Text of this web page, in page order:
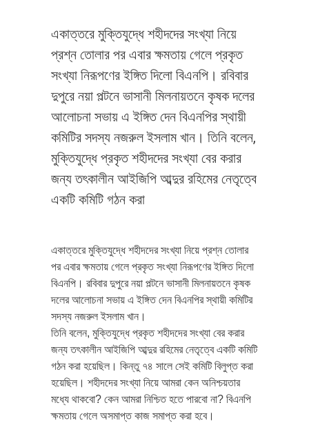
একাত্তরে মুক্তিযুদ্ধে শহীদদের সংখ্যা নিয়ে
প্রশ্ন তোলার পর এবার ক্ষমতায় গেলে প্রকৃত
সংখ্যা নিরূপণের ইঙ্গিত দিলো বিএনপি। রবিবার
দুপুরে নয়া পল্টনে ভাসানী মিলনায়তনে কৃষক দলের
আলোচনা সভায় এ ইঙ্গিত দেন বিএনপির স্থায়ী
কমিটির সদস্য নজরুল ইসলাম খান। তিনি বলেন,
মুক্তিযুদ্ধে প্রকৃত শহীদদের সংখ্যা বের করার
জন্য তৎকালীন আইজিপি আব্দুর রহিমের নেতৃত্বে
একটি কমিটি গঠন করা
একাত্তরে মুক্তিযুদ্ধে শহীদদের সংখ্যা নিয়ে প্রশ্ন তোলার
পর এবার ক্ষমতায় গেলে প্রকৃত সংখ্যা নিরূপণের ইঙ্গিত দিলো
বিএনপি। রবিবার দুপুরে নয়া পল্টনে ভাসানী মিলনায়তনে কৃষক
দলের আলোচনা সভায় এ ইঙ্গিত দেন বিএনপির স্থায়ী কমিটির
সদস্য নজরুল ইসলাম খান।
তিনি বলেন, মুক্তিযুদ্ধে প্রকৃত শহীদদের সংখ্যা বের করার
জন্য তৎকালীন আইজিপি আব্দুর রহিমের নেতৃত্বে একটি কমিটি
গঠন করা হয়েছিল। কিন্তু ৭৪ সালে সেই কমিটি বিলুপ্ত করা
হয়েছিল। শহীদদের সংখ্যা নিয়ে আমরা কেন অনিশ্চয়তার
মধ্যে থাকবো? কেন আমরা নিশ্চিত হতে পারবো না? বিএনপি
ক্ষমতায় গেলে অসমাপ্ত কাজ সমাপ্ত করা হবে।